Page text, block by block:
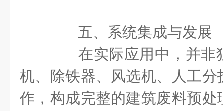
五、系统集成与发展
在实际应用中，并非
机、除铁器、风选机、人工
作，构成完整的建筑废料预